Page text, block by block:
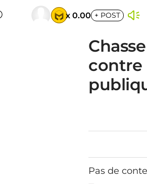
x 0.00 + POST
contre
Pas de